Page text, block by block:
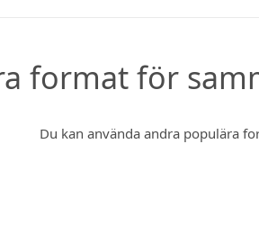
format för
Du kan använda andra populära